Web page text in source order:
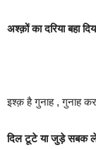
अश्क़ों का दरिया बहा
इश्क़ है गुनाह , गुनाह
दिल टूटे या जुड़े सबक